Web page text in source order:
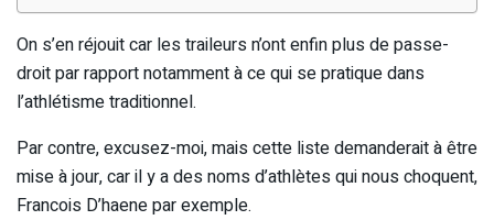
On s’en réjouit car les traileurs n’ont enfin plus de passe-
droit par rapport notamment à ce qui se pratique dans
l’athlétisme traditionnel.
Par contre, excusez-moi, mais cette liste demanderait à être
mise à jour, car il y a des noms d’athlètes qui nous choquent,
Francois D’haene par exemple.